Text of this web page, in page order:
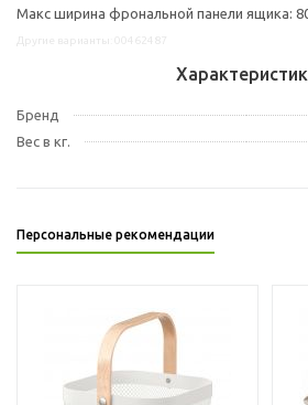
Макс ширина фрональной панели ящика:
Бренд
Вес в кг.
Персональные рекомендации